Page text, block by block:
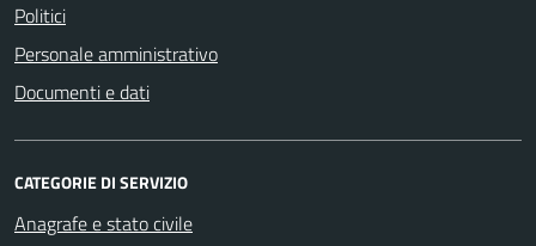
Politici
Personale amministrativo
Documenti e dati
CATEGORIE DI SERVIZIO
Anagrafe e stato civile